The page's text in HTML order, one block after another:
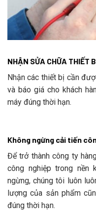
NHẬN SỬA CHỮA THIẾT
Nhận các thiết bị cần
và báo giá cho khách
máy đúng thời hạn.
Không ngừng cải tiến
Để trở thành công ty
công nghiệp trong nền
ngừng, chúng tôi luôn
lượng của sản phẩm
đúng thời hạn.